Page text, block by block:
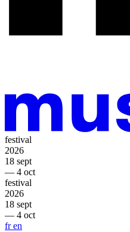
festival
2026
18 sept
— 4 oct
festival
2026
18 sept
— 4 oct
fren